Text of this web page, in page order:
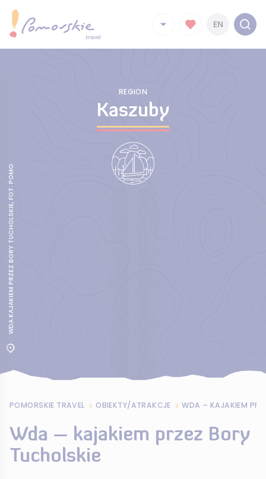
EN
REGION
Kaszuby
WDA KAJAKIEM PRZEZ BORY TUCHOLSKIE, FOT. POMORSKIE.TRAVEL
POMORSKIE TRAVEL OBIEKTY/ATRAKCJE WDA – KAJAKIEM
Wda – kajakiem przez Bory
Tucholskie